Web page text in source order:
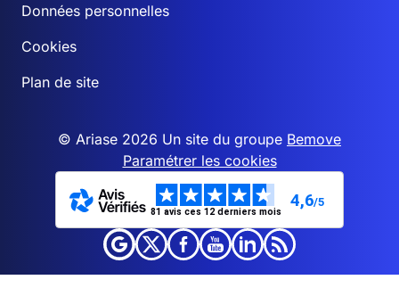
Données personnelles
Cookies
Plan de site
© Ariase 2026 Un site du groupe Bemove
Paramétrer les cookies
81 avis ces 12 derniers mois
4,6/5